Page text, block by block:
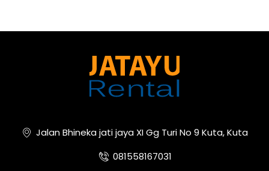
Jalan Bhineka jati jaya XI Gg Turi No 9 Kuta, Kuta
081558167031